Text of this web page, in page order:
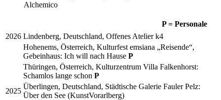
Alchemico
P = Personale
2026 Lindenberg, Deutschland, Offenes Atelier k4
Hohenems, Österreich, Kulturfest emsiana „Reisende“,
Gebeinhaus: Ich will nach Hause P
Thüringen, Österreich, Kulturzentrum Villa Falkenhorst:
Schamlos lange schon P
2025
Überlingen, Deutschland, Städtische Galerie Fauler Pelz:
Über den See (KunstVorarlberg)